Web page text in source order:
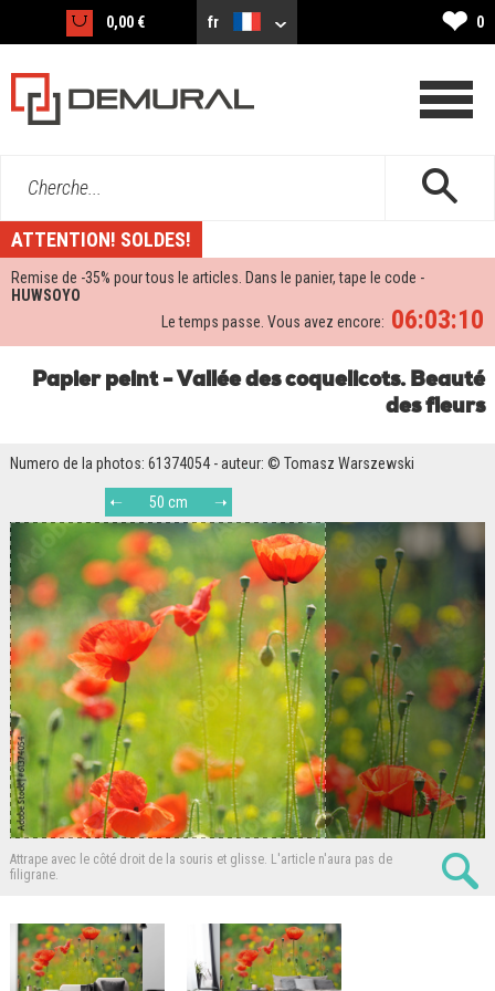
0,00 € fr ❤ 0
Cherche...
ATTENTION! SOLDES!
Remise de -35% pour tous le articles. Dans le panier, tape le code -
HUWSOYO
06:03:10
Le temps passe. Vous avez encore:
Papier peint - Vallée des coquelicots. Beauté
des fleurs
Numero de la photos: 61374054 - auteur: © Tomasz Warszewski
50 cm
Attrape avec le côté droit de la souris et glisse. L'article n'aura pas de
filigrane.